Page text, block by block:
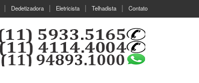
Dedetizadora Eletricista Telhadista Contato